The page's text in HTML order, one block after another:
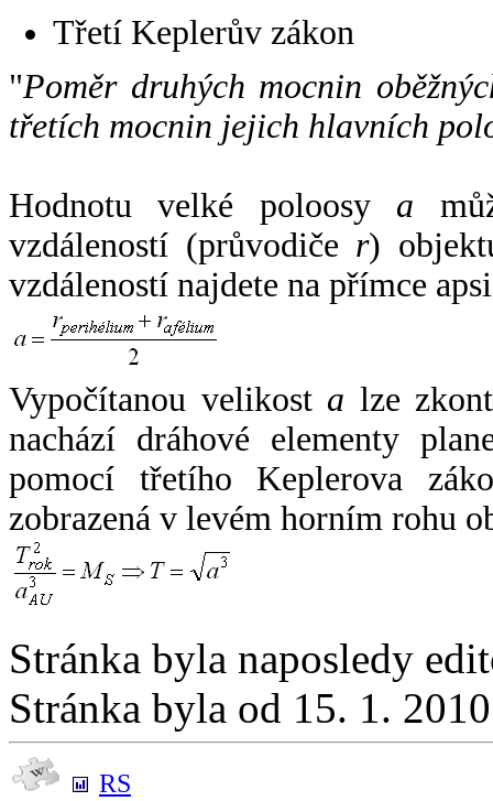
Třetí Keplerův zákon
"Poměr druhých mocnin
třetích mocnin jejich hlavních
Hodnotu velké poloosy a
vzdáleností (průvodiče r)
vzdáleností najdete na přímce
Vypočítanou velikost a lze
nachází dráhové elementy
pomocí třetího Keplerova
zobrazená v levém horním rohu
Stránka byla naposledy
Stránka byla od 15. 1.
RS